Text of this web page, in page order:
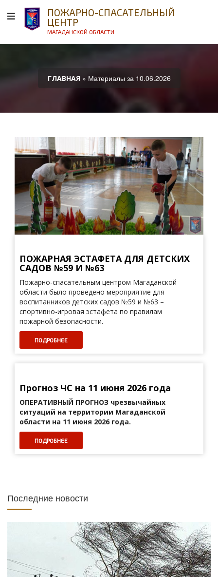
ПОЖАРНО-СПАСАТЕЛЬНЫЙ
ЦЕНТР
МАГАДАНСКОЙ ОБЛАСТИ
ГЛАВНАЯ » Материалы за 10.06.2026
ПОЖАРНАЯ ЭСТАФЕТА ДЛЯ ДЕТСКИХ
САДОВ №59 И №63
Пожарно-спасательным центром Магаданской
области было проведено мероприятие для
воспитанников детских садов №59 и №63 –
спортивно-игровая эстафета по правилам
пожарной безопасности.
ПОДРОБНЕЕ
Прогноз ЧС на 11 июня 2026 года
ОПЕРАТИВНЫЙ ПРОГНОЗ чрезвычайных
ситуаций на территории Магаданской
области на 11 июня 2026 года.
ПОДРОБНЕЕ
Последние новости